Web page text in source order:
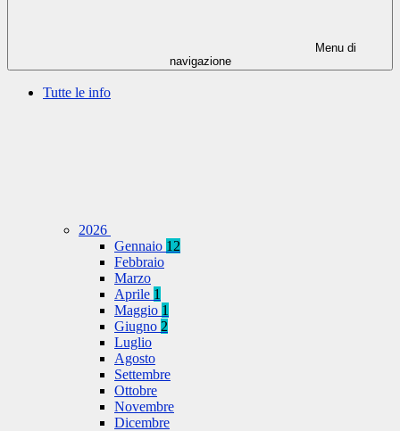
Menu di
navigazione
Tutte le info
2026
Gennaio 12
Febbraio
Marzo
Aprile 1
Maggio 1
Giugno 2
Luglio
Agosto
Settembre
Ottobre
Novembre
Dicembre